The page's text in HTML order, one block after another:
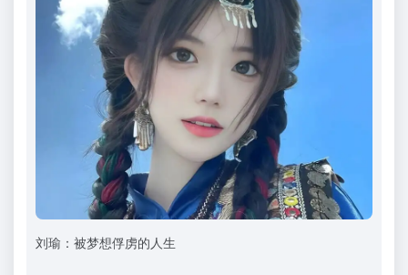
刘瑜：被梦想俘虏的人生